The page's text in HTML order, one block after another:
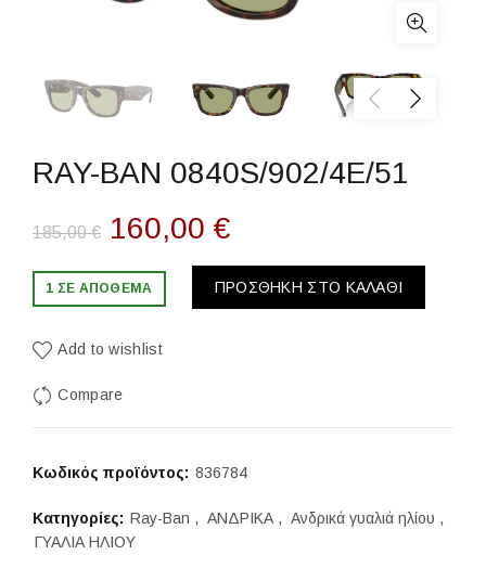
RAY-BAN 0840S/902/4E/51
185,00€ Original
price
160,00 €Η
τρέχουσα
1 ΣΕ ΑΠΌΘΕΜΑ ΠΡΟΣΘΉΚΗ ΣΤΟ ΚΑΛΆΘΙ
Add to wishlist
Compare
Κωδικός προϊόντος: 836784
Κατηγορίες: Ray-Ban , ΑΝΔΡΙΚΑ , Ανδρικά γυαλιά ηλίου ,
ΓΥΑΛΙΑ ΗΛΙΟΥ